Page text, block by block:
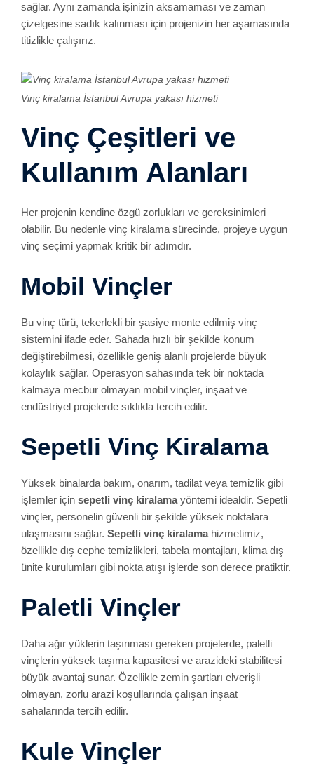
sağlar. Aynı zamanda işinizin aksamaması ve zaman
çizelgesine sadık kalınması için projenizin her aşamasında
titizlikle çalışırız.
Vinç kiralama İstanbul Avrupa yakası hizmeti
Vinç Çeşitleri ve
Kullanım Alanları
Her projenin kendine özgü zorlukları ve gereksinimleri
olabilir. Bu nedenle vinç kiralama sürecinde, projeye uygun
vinç seçimi yapmak kritik bir adımdır.
Mobil Vinçler
Bu vinç türü, tekerlekli bir şasiye monte edilmiş vinç
sistemini ifade eder. Sahada hızlı bir şekilde konum
değiştirebilmesi, özellikle geniş alanlı projelerde büyük
kolaylık sağlar. Operasyon sahasında tek bir noktada
kalmaya mecbur olmayan mobil vinçler, inşaat ve
endüstriyel projelerde sıklıkla tercih edilir.
Sepetli Vinç Kiralama
Yüksek binalarda bakım, onarım, tadilat veya temizlik gibi
işlemler için sepetli vinç kiralamayöntemi idealdir. Sepetli
vinçler, personelin güvenli bir şekilde yüksek noktalara
ulaşmasını sağlar. Sepetli vinç kiralamahizmetimiz,
özellikle dış cephe temizlikleri, tabela montajları, klima dış
ünite kurulumları gibi nokta atışı işlerde son derece pratiktir.
Paletli Vinçler
Daha ağır yüklerin taşınması gereken projelerde, paletli
vinçlerin yüksek taşıma kapasitesi ve arazideki stabilitesi
büyük avantaj sunar. Özellikle zemin şartları elverişli
olmayan, zorlu arazi koşullarında çalışan inşaat
sahalarında tercih edilir.
Kule Vinçler